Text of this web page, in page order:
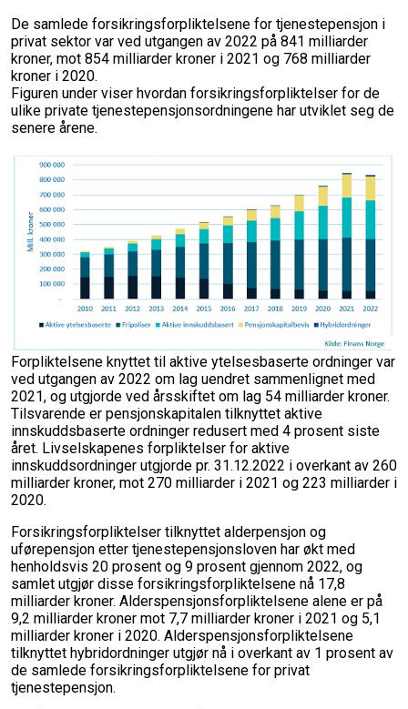
De samlede forsikringsforpliktelsene for tjenestepensjon i
privat sektor var ved utgangen av 2022 på 841 milliarder
kroner, mot 854 milliarder kroner i 2021 og 768 milliarder
kroner i 2020.
Figuren under viser hvordan forsikringsforpliktelser for de
ulike private tjenestepensjonsordningene har utviklet seg de
senere årene.
Forpliktelsene knyttet til aktive ytelsesbaserte ordninger var
ved utgangen av 2022 om lag uendret sammenlignet med
2021, og utgjorde ved årsskiftet om lag 54 milliarder kroner.
Tilsvarende er pensjonskapitalen tilknyttet aktive
innskuddsbaserte ordninger redusert med 4 prosent siste
året. Livselskapenes forpliktelser for aktive
innskuddsordninger utgjorde pr. 31.12.2022 i overkant av 260
milliarder kroner, mot 270 milliarder i 2021 og 223 milliarder i
2020.
Forsikringsforpliktelser tilknyttet alderpensjon og
uførepensjon etter tjenestepensjonsloven har økt med
henholdsvis 20 prosent og 9 prosent gjennom 2022, og
samlet utgjør disse forsikringsforpliktelsene nå 17,8
milliarder kroner. Alderspensjonsforpliktelsene alene er på
9,2 milliarder kroner mot 7,7 milliarder kroner i 2021 og 5,1
milliarder kroner i 2020. Alderspensjonsforpliktelsene
tilknyttet hybridordninger utgjør nå i overkant av 1 prosent av
de samlede forsikringsforpliktelsene for privat
tjenestepensjon.